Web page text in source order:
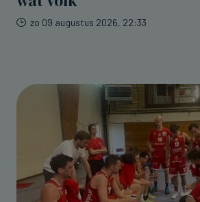
zo 09 augustus 2026, 22:33